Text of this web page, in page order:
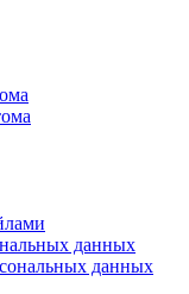
данных
данных